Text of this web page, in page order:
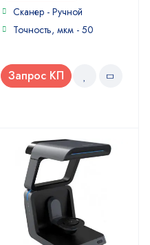
Сканер - Ручной
Точность, мкм - 50
Запрос КП